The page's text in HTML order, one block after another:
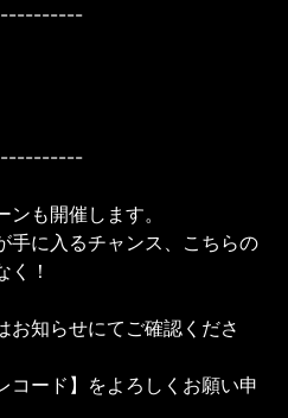
も開催します。
手に入るチャンス、こちらの
く！
お知らせにてご確認くださ
コード】をよろしくお願い申